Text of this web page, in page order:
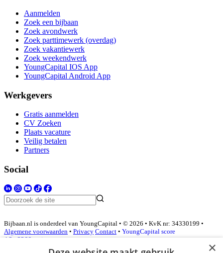
Aanmelden
Zoek een bijbaan
Zoek avondwerk
Zoek parttimewerk (overdag)
Zoek vakantiewerk
Zoek weekendwerk
YoungCapital IOS App
YoungCapital Android App
Werkgevers
Gratis aanmelden
CV Zoeken
Plaats vacature
Veilig betalen
Partners
Social
Bijbaan.nl is onderdeel van YoungCapital • © 2026 • KvK nr: 34330199 •
Algemene voorwaarden • Privacy Contact • YoungCapital score
4.3 - 3366 reviews
×